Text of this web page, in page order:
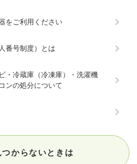
をご利用ください
番号制度）とは
・冷蔵庫（冷凍庫）・洗濯機
ンの処分について
つからないときは